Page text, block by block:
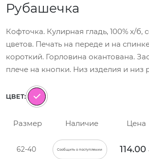
Рубашечка
Кофточка. Кулирная гладь, 100% х/б,
цветов. Печать на переде и на
короткий. Горловина окантована.
плече на кнопки. Низ изделия и низ
ЦВЕТ:
Размер Наличие Цена
62-40 Сообщить о поступлении